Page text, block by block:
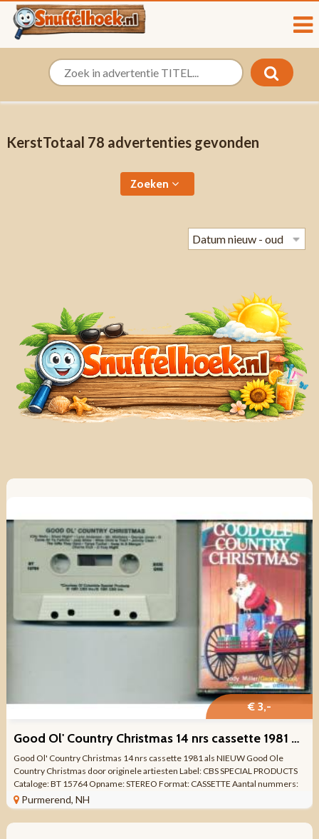
KerstTotaal 78 advertenties gevonden
Zoeken
€ 3,-
Good Ol' Country Christmas 14 nrs cassette 1981 als NIEUW
Good Ol' Country Christmas 14 nrs cassette 1981 als NIEUW Good Ole
Country Christmas door originele artiesten Label: CBS SPECIAL PRODUCTS
Cataloge: BT 15764 Opname: STEREO Format: CASSETTE Aantal nummers:
14 Uitgave jaar: ...
Purmerend, NH